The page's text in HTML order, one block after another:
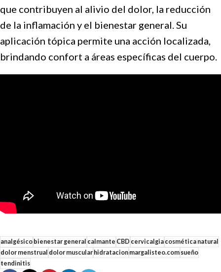
que contribuyen al alivio del dolor, la reducción
de la inflamación y el bienestar general. Su
aplicación tópica permite una acción localizada,
brindando confort a áreas específicas del cuerpo.
analgésicobienestar general calmante CBD cervicalgiacosmética natural
dolor menstrual dolor muscularhidratacionmargalisteo.comsueño
tendinitis